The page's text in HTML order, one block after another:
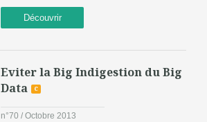
Découvrir
Eviter la Big Indigestion du Big
Data
c
n°70 / Octobre 2013